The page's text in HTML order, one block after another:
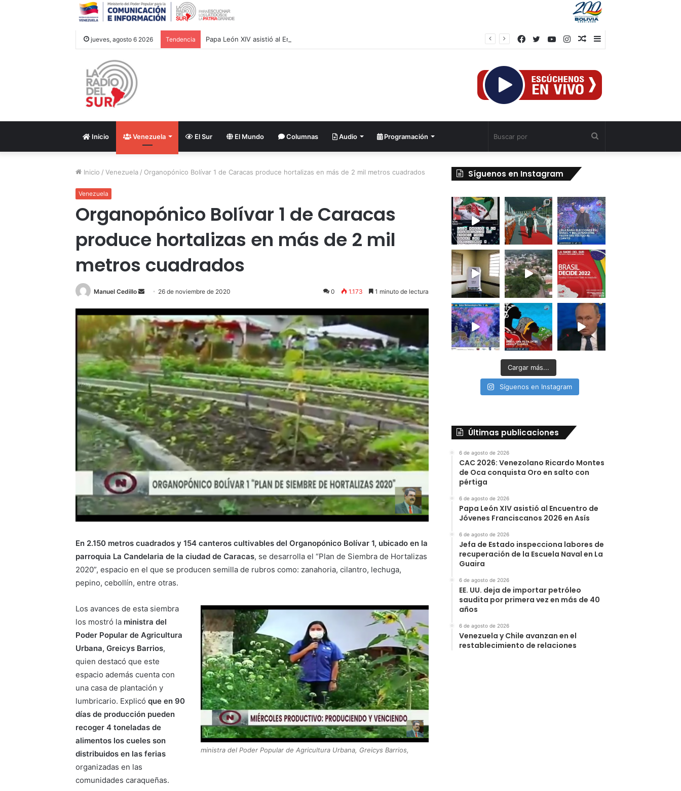
jueves, agosto 6 2026 Tendencia Papa León XIV asistió al Encuentro de Jóvenes Franciscanos 2026 en Asís
Barra
Publicación
azar
Instagram
YouTube
Twitter
Facebook
Inicio Venezuela El Sur El Mundo Columnas Audio Programación
Inicio / Venezuela / Organopónico Bolívar 1 de Caracas produce hortalizas en más de 2 mil metros cuadrados
Venezuela
Organopónico Bolívar 1 de Caracas
produce hortalizas en más de 2 mil
metros cuadrados
Manuel Cedillo
Send
email
26 de noviembre de 2020 0 1.173 1 minuto de lectura
En 2.150 metros cuadrados y 154 canteros cultivables del Organopónico Bolívar 1, ubicado en la
parroquia La Candelaria de la ciudad de Caracas, se desarrolla el “Plan de Siembra de Hortalizas
2020”, espacio en el que se producen semilla de rubros como: zanahoria, cilantro, lechuga,
pepino, cebollín, entre otras.
ministra del Poder Popular de Agricultura Urbana, Greicys Barrios,
Los avances de esta siembra
los mostró la ministra del
Poder Popular de Agricultura
Urbana, Greicys Barrios,
quien destacó que este
espacio además cuenta con
una casa de plantación y
lumbricario. Explicóque en 90
días de producción pueden
recoger 4 toneladas de
alimentos los cueles son
distribuidos en las ferias
organizadas en las
comunidades caraqueñas.
Síguenos en Instagram
Cargar más...
Síguenos en Instagram
Últimas publicaciones
6 de agosto de 2026
CAC 2026: Venezolano Ricardo Montes
de Oca conquista Oro en salto con
pértiga
6 de agosto de 2026
Papa León XIV asistió al Encuentro de
Jóvenes Franciscanos 2026 en Asís
6 de agosto de 2026
Jefa de Estado inspecciona labores de
recuperación de la Escuela Naval en La
Guaira
6 de agosto de 2026
EE. UU. deja de importar petróleo
saudita por primera vez en más de 40
años
6 de agosto de 2026
Venezuela y Chile avanzan en el
restablecimiento de relaciones